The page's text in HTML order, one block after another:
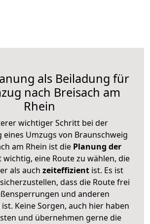
als Beiladung für
nach Breisach am
Rhein
wichtiger Schritt bei der
Umzugs von Braunschweig
am Rhein ist die Planung der
wichtig, eine Route zu wählen, die
als auch zeiteffizientist. Es ist
dass die Route frei
und anderen
Keine Sorgen, auch hier haben
und übernehmen gerne die